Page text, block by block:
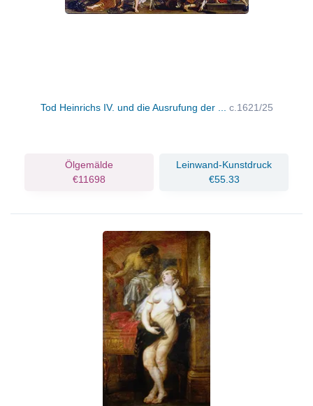
Tod Heinrichs IV. und die Ausrufung der ... c.1621/25
Ölgemälde
€11698
Leinwand-Kunstdruck
€55.33